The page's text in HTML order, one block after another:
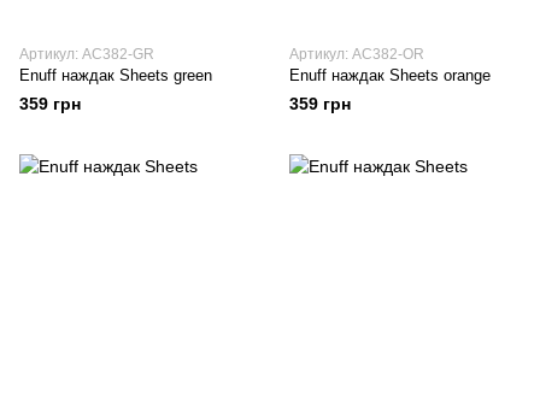
Артикул: AC382-GR
Enuff наждак Sheets green
359 грн
Артикул: AC382-OR
Enuff наждак Sheets orange
359 грн